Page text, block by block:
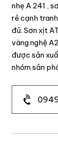
nhẹ A 241 ,
rẻ cạnh
đủ. Sơn xịt
vàng nghệ
được sản
nhóm sản